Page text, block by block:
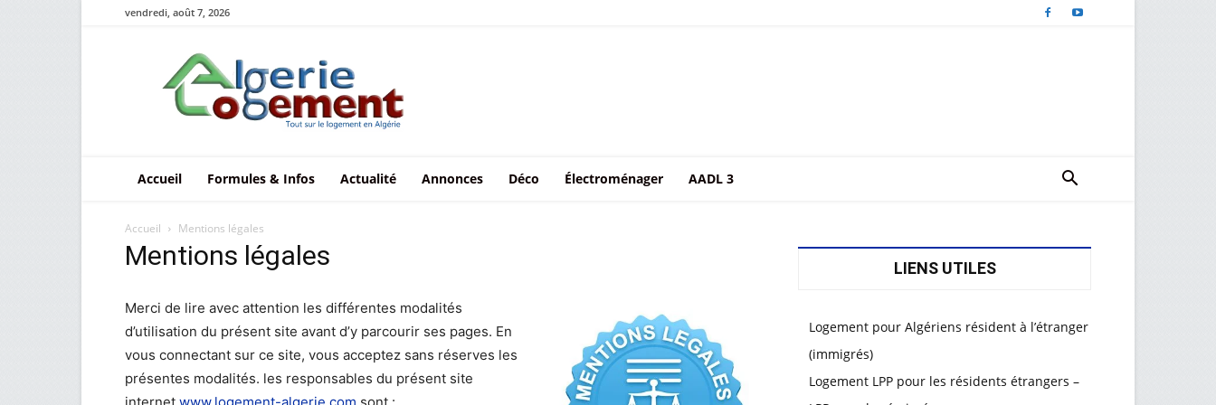
vendredi, août 7, 2026
Le
logement
en
Algérie
Accueil Formules & Infos Actualité Annonces Déco Électroménager AADL 3
Accueil Mentions légales
Mentions légales
Merci de lire avec attention les différentes modalités
d’utilisation du présent site avant d’y parcourir ses pages. En
vous connectant sur ce site, vous acceptez sans réserves les
présentes modalités. les responsables du présent site
LIENS UTILES
Logement pour Algériens résident à l’étranger
(immigrés)
Logement LPP pour les résidents étrangers –